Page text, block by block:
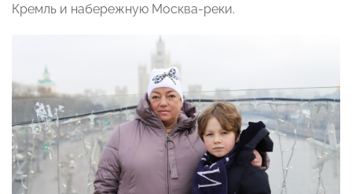
Кремль и набережную Москва-реки.